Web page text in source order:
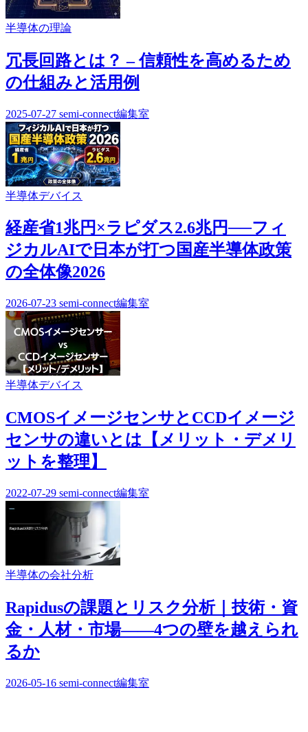
半導体の理論
冗長回路とは？ – 信頼性を高めるため
の仕組みと活用例
2025-07-27 semi-connect編集室
半導体デバイス
経産省1兆円×ラピダス2.6兆円──フィ
ジカルAIで日本が打つ国産半導体政策
の全体像2026
2026-07-23 semi-connect編集室
半導体デバイス
CMOSイメージセンサとCCDイメージ
センサの違いとは【メリット・デメリ
ットを整理】
2022-07-29 semi-connect編集室
半導体の会社分析
Rapidusの課題とリスク分析｜技術・資
金・人材・市場——4つの壁を越えられ
るか
2026-05-16 semi-connect編集室